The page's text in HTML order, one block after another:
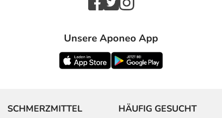
Unsere Aponeo App
SCHMERZMITTEL HÄUFIG GESUCHT